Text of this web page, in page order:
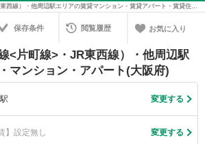
尼崎駅（学研都市線<片町線>・JR東西線）・他周辺駅エリアの賃貸マンション・賃貸アパート・賃貸住宅の不動産情報を検索！不動産賃貸の物件探しは、お部屋探しのエイブル
保存条件 閲覧履歴 お気に入り
<片町線>・JR東西線）・他周辺駅
マンション・アパート(大阪府)
変更する
】設定無し 変更する